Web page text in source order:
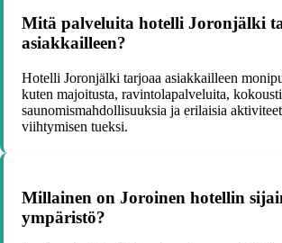
Mitä palveluita hotelli Joronjälki
asiakkailleen?
Hotelli Joronjälki tarjoaa asiakkailleen
kuten majoitusta, ravintolapalveluita,
saunomismahdollisuuksia ja erilaisia
viihtymisen tueksi.
Millainen on Joroinen hotellin
ympäristö?